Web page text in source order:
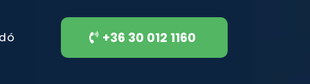
+36 30 012 1160